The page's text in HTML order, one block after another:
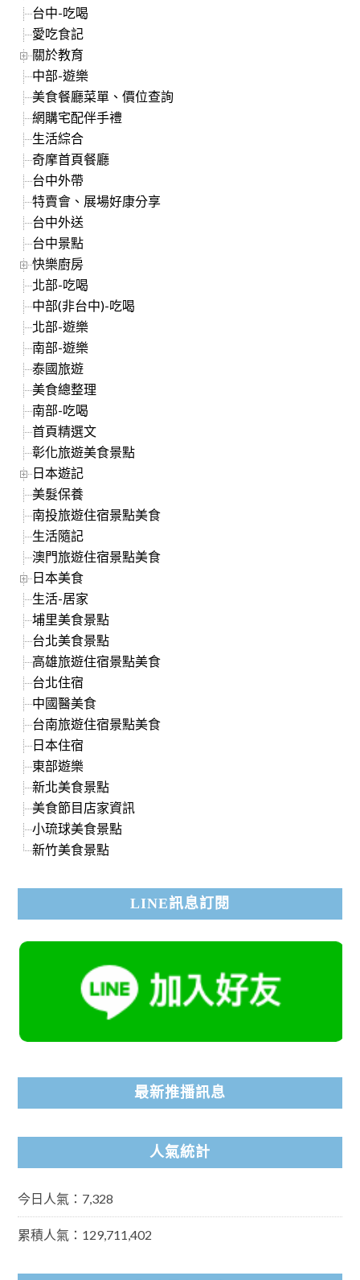
台中-吃喝
愛吃食記
關於教育
中部-遊樂
美食餐廳菜單、價位查詢
網購宅配伴手禮
生活綜合
奇摩首頁餐廳
台中外帶
特賣會、展場好康分享
台中外送
台中景點
快樂廚房
北部-吃喝
中部(非台中)-吃喝
北部-遊樂
南部-遊樂
泰國旅遊
美食總整理
南部-吃喝
首頁精選文
彰化旅遊美食景點
日本遊記
美髮保養
南投旅遊住宿景點美食
生活隨記
澳門旅遊住宿景點美食
日本美食
生活-居家
埔里美食景點
台北美食景點
高雄旅遊住宿景點美食
台北住宿
中國醫美食
台南旅遊住宿景點美食
日本住宿
東部遊樂
新北美食景點
美食節目店家資訊
小琉球美食景點
新竹美食景點
LINE訊息訂閱
最新推播訊息
人氣統計
今日人氣：7,328
累積人氣：129,711,402